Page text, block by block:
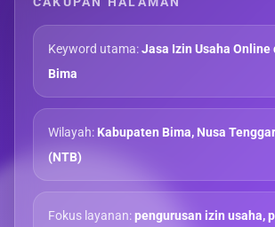
Keyword utama:Jasa Izin Usaha Online
Bima
Wilayah: Kabupaten Bima, Nusa
(NTB)
Fokus layanan:pengurusan izin usaha,